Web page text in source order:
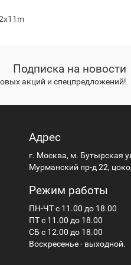
Подписка на новости
акций и спецпредложений!
Адрес
г. Москва, м. Бутырская
Мурманский пр-д 22,
Режим работы
ПН-ЧТ с 11.00 до 18.00
ПТ с 11.00 до 18.00
СБ с 12.00 до 18.00
Воскресенье - выходной.